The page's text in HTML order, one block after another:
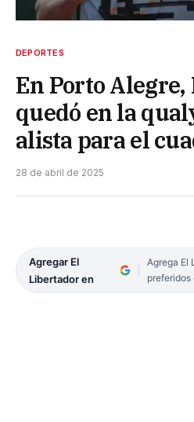
DEPORTES
En Porto Alegre,
quedó en la
alista para el
28 de abril de 2025
Agregar El
Libertador en
Agrega El
preferidos